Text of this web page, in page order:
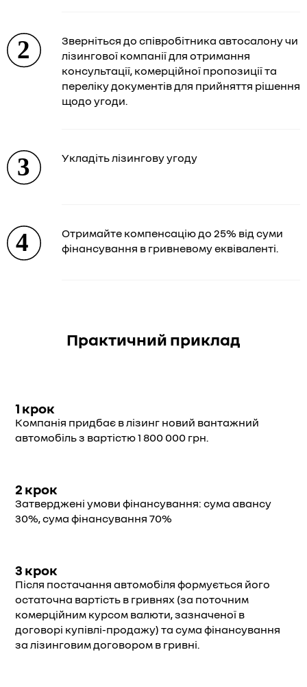
Зверніться до співробітника автосалону чи
лізингової компанії для отримання
консультації, комерційної пропозиції та
переліку документів для прийняття рішення
щодо угоди.
Укладіть лізингову угоду
Отримайте компенсацію до 25% від суми
фінансування в гривневому еквіваленті.
Практичний приклад
1 крок
Компанія придбає в лізинг новий вантажний
автомобіль з вартістю 1 800 000 грн.
2 крок
Затверджені умови фінансування: сума авансу
30%, сума фінансування 70%
3 крок
Після постачання автомобіля формується його
остаточна вартість в гривнях (за поточним
комерційним курсом валюти, зазначеної в
договорі купівлі-продажу) та сума фінансування
за лізинговим договором в гривні.